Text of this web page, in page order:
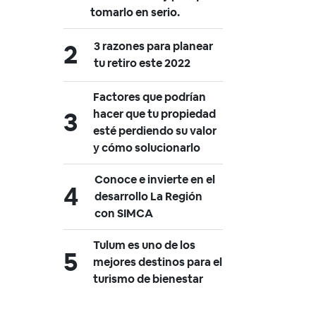
tomarlo en serio.
3 razones para planear
tu retiro este 2022
Factores que podrían
hacer que tu propiedad
esté perdiendo su valor
y cómo solucionarlo
Conoce e invierte en el
desarrollo La Región
con SIMCA
Tulum es uno de los
mejores destinos para el
turismo de bienestar